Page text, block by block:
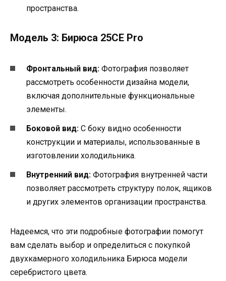
пространства.
Модель 3: Бирюса 25СЕ Pro
Фронтальный вид: Фотография позволяет
рассмотреть особенности дизайна модели,
включая дополнительные функциональные
элементы.
Боковой вид: С боку видно особенности
конструкции и материалы, использованные в
изготовлении холодильника.
Внутренний вид: Фотография внутренней части
позволяет рассмотреть структуру полок, ящиков
и других элементов организации пространства.
Надеемся, что эти подробные фотографии помогут
вам сделать выбор и определиться с покупкой
двухкамерного холодильника Бирюса модели
серебристого цвета.